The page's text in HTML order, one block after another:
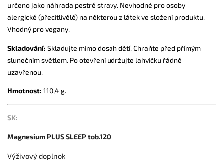
určeno jako náhrada pestré stravy. Nevhodné pro osoby
alergické (přecitlivělé) na některou z látek ve složení produktu.
Vhodný pro vegany.
Skladování: Skladujte mimo dosah dětí. Chraňte před přímým
slunečním světlem. Po otevření udržujte lahvičku řádně
uzavřenou.
Hmotnost: 110,4 g.
SK:
Magnesium PLUS SLEEP tob.120
Výživový doplnok